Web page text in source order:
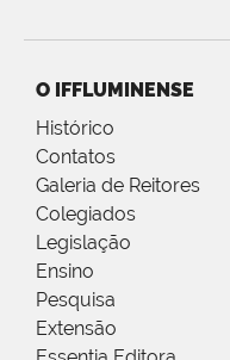
O IFFLUMINENSE
Histórico
Contatos
Galeria de Reitores
Colegiados
Legislação
Ensino
Pesquisa
Extensão